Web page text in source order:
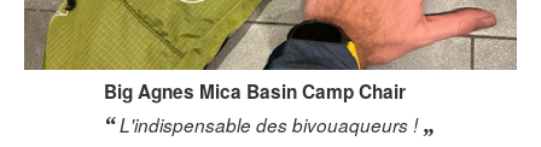
Big Agnes Mica Basin Camp Chair
L'indispensable des bivouaqueurs !